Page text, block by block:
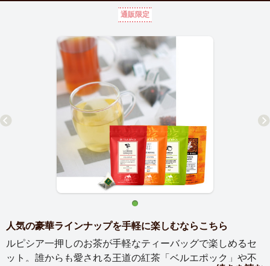
通販限定
人気の豪華ラインナップを手軽に楽しむならこちら
ルピシア一押しのお茶が手軽なティーバッグで楽しめるセ
ット。誰からも愛される王道の紅茶「ベルエポック」や不